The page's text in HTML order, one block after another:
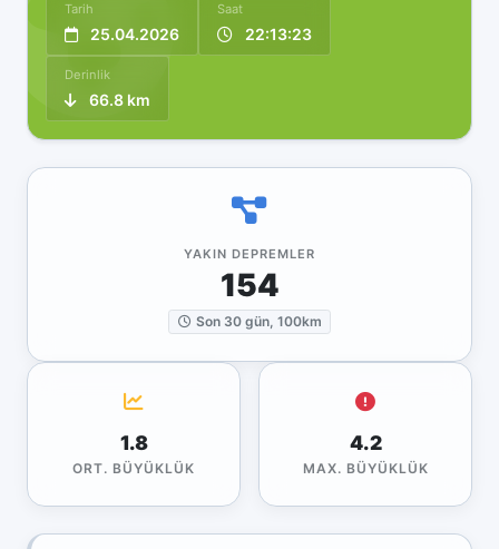
Tarih
25.04.2026
Saat
22:13:23
Derinlik
66.8 km
YAKIN DEPREMLER
154
Son 30 gün, 100km
1.8
ORT. BÜYÜKLÜK
4.2
MAX. BÜYÜKLÜK